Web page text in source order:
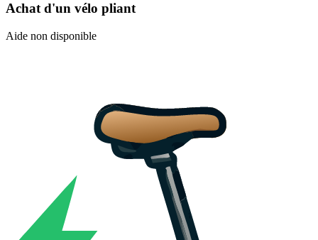
Achat d'un vélo pliant
Aide non disponible